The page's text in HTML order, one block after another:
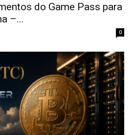
do Game Pass para
–...
0